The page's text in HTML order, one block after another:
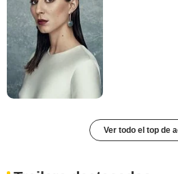
Ver todo el top de